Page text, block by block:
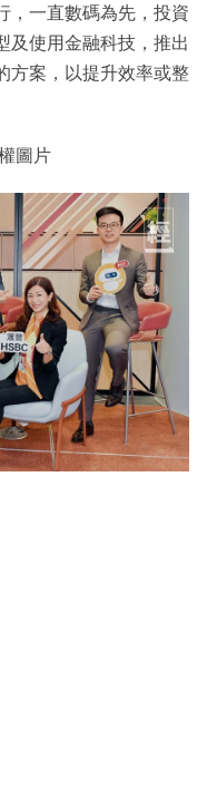
，一直數碼為先，投資
及使用金融科技，推出
方案，以提升效率或整
圖片